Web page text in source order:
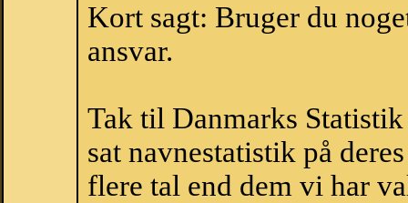
Kort sagt: Bruger du
ansvar.
Tak til Danmarks
sat navnestatistik på
flere tal end dem vi har